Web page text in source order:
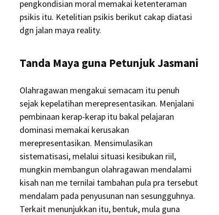
pengkondisian moral memakai ketenteraman
psikis itu. Ketelitian psikis berikut cakap diatasi
dgn jalan maya reality.
Tanda Maya guna Petunjuk Jasmani
Olahragawan mengakui semacam itu penuh
sejak kepelatihan merepresentasikan. Menjalani
pembinaan kerap-kerap itu bakal pelajaran
dominasi memakai kerusakan
merepresentasikan. Mensimulasikan
sistematisasi, melalui situasi kesibukan riil,
mungkin membangun olahragawan mendalami
kisah nan me ternilai tambahan pula pra tersebut
mendalam pada penyusunan nan sesungguhnya.
Terkait menunjukkan itu, bentuk, mula guna